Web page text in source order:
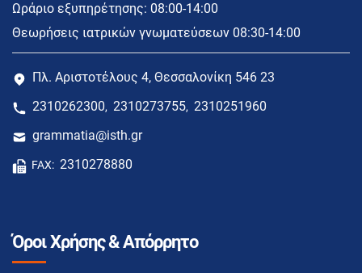
Ωράριο εξυπηρέτησης: 08:00-14:00
Θεωρήσεις ιατρικών γνωματεύσεων 08:30-14:00
Πλ. Αριστοτέλους 4, Θεσσαλονίκη 546 23
2310262300, 2310273755, 2310251960
grammatia@isth.gr
FAX: 2310278880
Όροι Χρήσης & Απόρρητο